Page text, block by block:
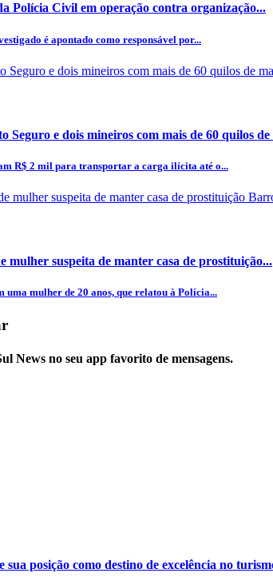
Polícia Civil em operação contra organização...
é apontado como responsável por...
Seguro e dois mineiros com mais de 60 quilos de
R$ 2 mil para transportar a carga ilícita até o...
mulher suspeita de manter casa de prostituição...
mulher de 20 anos, que relatou à Polícia...
News no seu app favorito de mensagens.
posição como destino de excelência no